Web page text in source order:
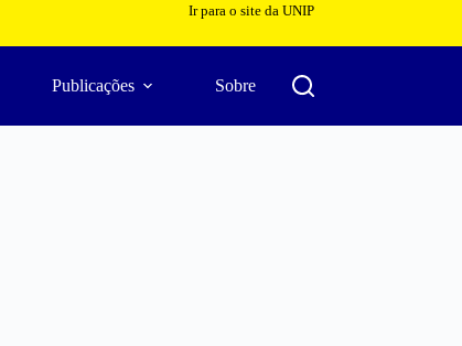
Ir para o site da UNIP
Publicações Sobre